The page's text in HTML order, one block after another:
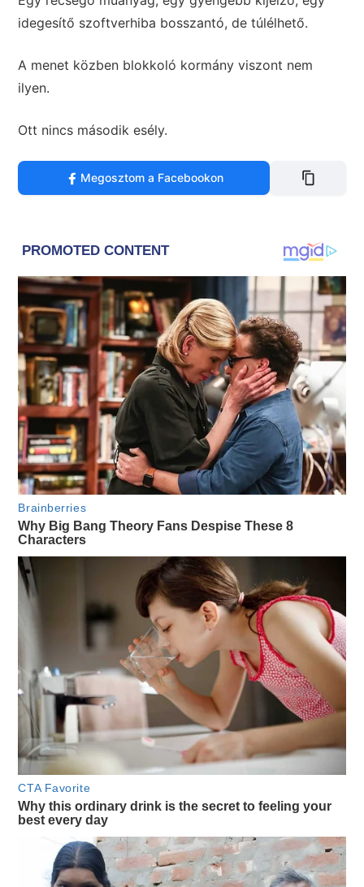
idegesítő szoftverhiba bosszantó, de túlélhető.
A menet közben blokkoló kormány viszont nem
ilyen.
Ott nincs második esély.
Megosztom a Facebookon